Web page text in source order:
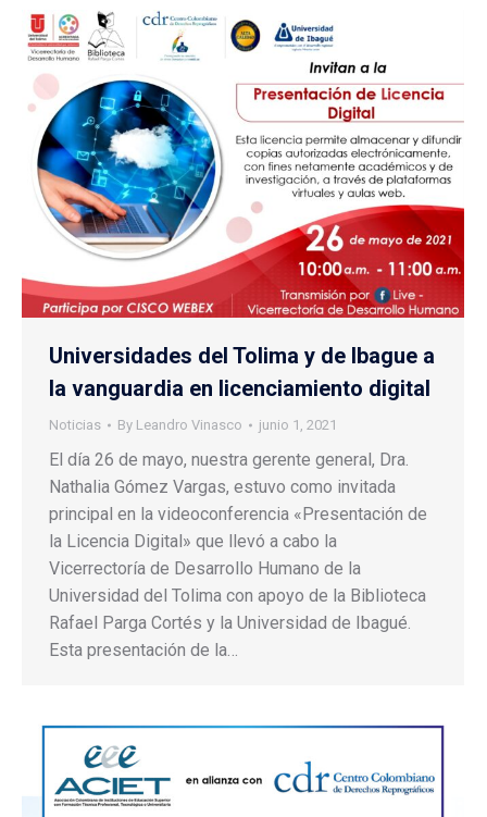
Universidades del Tolima y de Ibague a
la vanguardia en licenciamiento digital
Noticias By Leandro Vinasco junio 1, 2021
El día 26 de mayo, nuestra gerente general, Dra.
Nathalia Gómez Vargas, estuvo como invitada
principal en la videoconferencia «Presentación de
la Licencia Digital» que llevó a cabo la
Vicerrectoría de Desarrollo Humano de la
Universidad del Tolima con apoyo de la Biblioteca
Rafael Parga Cortés y la Universidad de Ibagué.
Esta presentación de la…